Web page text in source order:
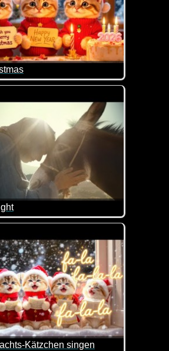
mit niedlichen Kätzchen, die dir
du manchmal denkst, die Welt hätte
Kätzchen singen